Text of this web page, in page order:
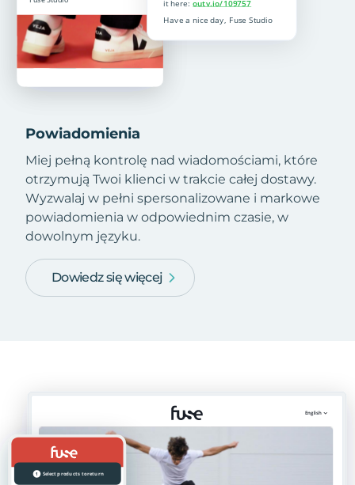
Powiadomienia
Miej pełną kontrolę nad wiadomościami, które
otrzymują Twoi klienci w trakcie całej dostawy.
Wyzwalaj w pełni spersonalizowane i markowe
powiadomienia w odpowiednim czasie, w
dowolnym języku.
Dowiedz się więcej